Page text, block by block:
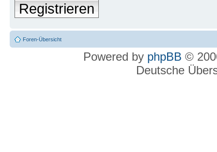
Registrieren
Foren-Übersicht
Powered by phpBB ©
Deutsche